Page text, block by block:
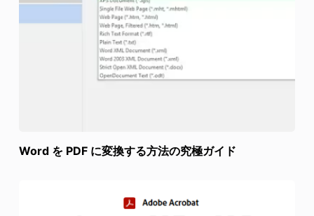
Word を PDF に変換する方法の究極ガイド